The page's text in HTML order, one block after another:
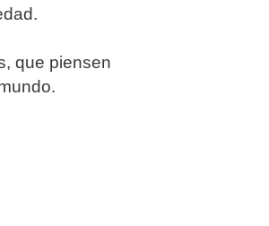
que piensen